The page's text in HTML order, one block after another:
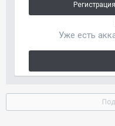
Уже есть